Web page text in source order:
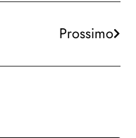
Prossimo